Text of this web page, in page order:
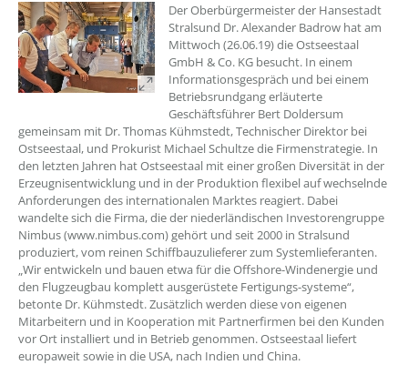
Der Oberbürgermeister der Hansestadt
Stralsund Dr. Alexander Badrow hat am
Mittwoch (26.06.19) die Ostseestaal
GmbH & Co. KG besucht. In einem
Informationsgespräch und bei einem
Betriebsrundgang erläuterte
Geschäftsführer Bert Doldersum
gemeinsam mit Dr. Thomas Kühmstedt, Technischer Direktor bei
Ostseestaal, und Prokurist Michael Schultze die Firmenstrategie. In
den letzten Jahren hat Ostseestaal mit einer großen Diversität in der
Erzeugnisentwicklung und in der Produktion flexibel auf wechselnde
Anforderungen des internationalen Marktes reagiert. Dabei
wandelte sich die Firma, die der niederländischen Investorengruppe
Nimbus (www.nimbus.com) gehört und seit 2000 in Stralsund
produziert, vom reinen Schiffbauzulieferer zum Systemlieferanten.
„Wir entwickeln und bauen etwa für die Offshore-Windenergie und
den Flugzeugbau komplett ausgerüstete Fertigungs-systeme“,
betonte Dr. Kühmstedt. Zusätzlich werden diese von eigenen
Mitarbeitern und in Kooperation mit Partnerfirmen bei den Kunden
vor Ort installiert und in Betrieb genommen. Ostseestaal liefert
europaweit sowie in die USA, nach Indien und China.